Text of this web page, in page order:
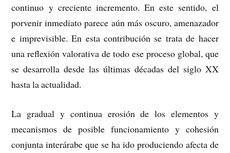
continuo y creciente incremento.En este sentido, el
porvenir inmediato parece aún más oscuro, amenazador
e imprevisible. En esta contribución se trata de hacer
una reflexión valorativa de todo ese proceso global, que
se desarrolla desde las últimas décadas del siglo XX
hasta la actualidad.
La gradual y continua erosión de los elementos y
mecanismos de posible funcionamiento y cohesión
conjunta interárabe que se ha ido produciendo afecta de